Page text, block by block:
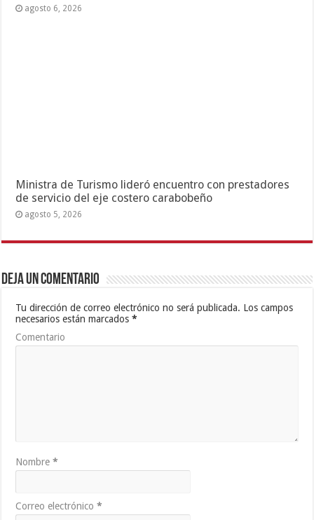
agosto 6, 2026
Ministra de Turismo lideró encuentro con prestadores
de servicio del eje costero carabobeño
agosto 5, 2026
Deja un comentario
Tu dirección de correo electrónico no será publicada. Los campos
necesarios están marcados*
Comentario
Nombre*
Correo electrónico*